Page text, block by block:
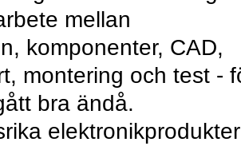
mellan
komponenter, CAD,
montering och test -
bra ändå.
elektronikprodukter